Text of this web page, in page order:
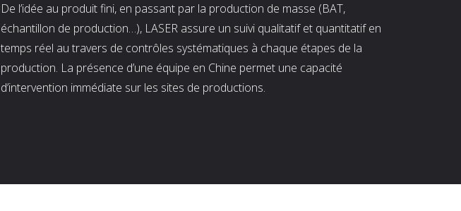
De l’idée au produit fini, en passant par la production de masse (BAT,
échantillon de production…), LASER assure un suivi qualitatif et quantitatif en
temps réel au travers de contrôles systématiques à chaque étapes de la
production. La présence d’une équipe en Chine permet une capacité
d’intervention immédiate sur les sites de productions.